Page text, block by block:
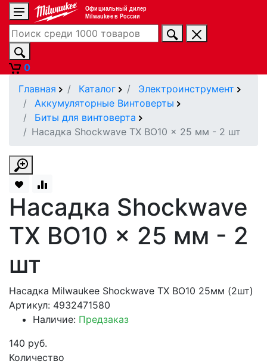
Официальный дилер
Milwaukee в России
0
Главная
Каталог
Электроинструмент
Аккумуляторные Винтоверты
Биты для винтоверта
Насадка Shockwave TX BO10 x 25 мм - 2 шт
Насадка Shockwave
TX BO10 x 25 мм - 2
шт
Насадка Milwaukee Shockwave TX BO10 25мм (2шт)
Артикул: 4932471580
Наличие: Предзаказ
140 руб.
Количество